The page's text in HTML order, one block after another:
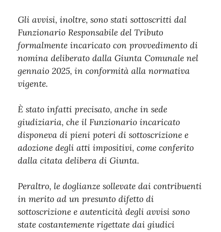
Gli avvisi, inoltre, sono stati sottoscritti dal
Funzionario Responsabile del Tributo
formalmente incaricato con provvedimento di
nomina deliberato dalla Giunta Comunale nel
gennaio 2025, in conformità alla normativa
vigente.
È stato infatti precisato, anche in sede
giudiziaria, che il Funzionario incaricato
disponeva di pieni poteri di sottoscrizione e
adozione degli atti impositivi, come conferito
dalla citata delibera di Giunta.
Peraltro, le doglianze sollevate dai contribuenti
in merito ad un presunto difetto di
sottoscrizione e autenticità degli avvisi sono
state costantemente rigettate dai giudici